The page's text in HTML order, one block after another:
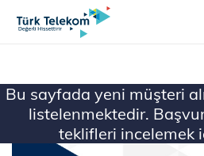
Bu sayfada yeni müşteri
listelenmektedir.
teklifleri incelemek